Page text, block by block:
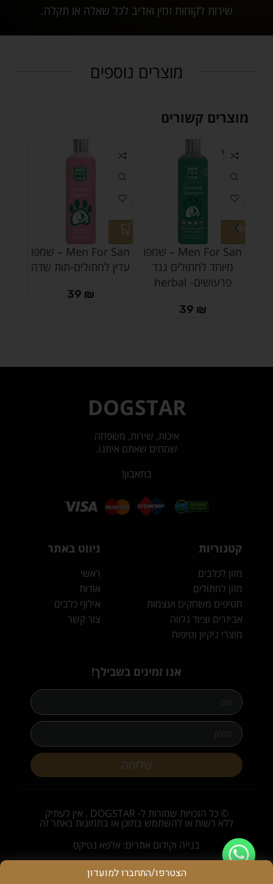
שירות לקוחות זמין ואדיב לכל שאלה או תקלה.
מוצרים נוספים
מוצרים קשורים
SOLD
OUT
Men For San – שמפו
מיוחד לחתולים נגד
פרעושים- herbal
39 ₪
Men For San – שמפו
עדין לחתולים-תות שדה
39 ₪
DOGSTAR
איכות, שירות, משפחה
שמחים שאתם איתנו.
בתאבון!
קטגוריות
מזון לכלבים
מזון לחתולים
חטיפים משחקים ועצמות
אביזרים וציוד נלווה
מוצרי ניקיון וטיפוח
ניווט באתר
ראשי
אודות
אילוף כלבים
צור קשר
אנו זמינים בשבילך!
שליחה
© כל הזכויות שמורות ל- DOGSTAR . אין לעתיק
ללא רשות או להשתמש בתוכן או בתמונות באתר זה
בנייה וקידום אתרים: אלפא נטיקס
הצטרפו/התחברו למועדון